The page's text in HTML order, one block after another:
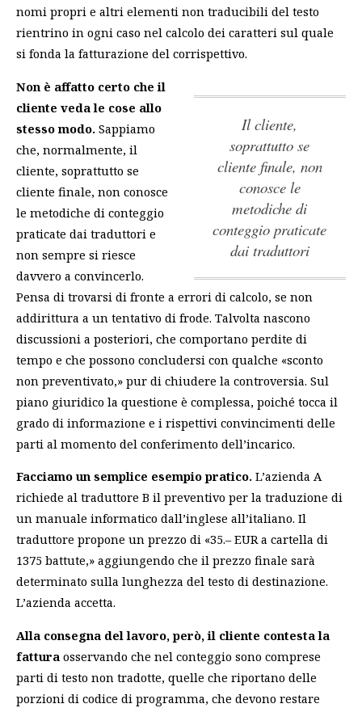
nomi propri e altri elementi non traducibili del testo
rientrino in ogni caso nel calcolo dei caratteri sul quale
si fonda la fatturazione del corrispettivo.
il cliente,
soprattutto se
cliente finale, non
conosce le
metodiche di
conteggio praticate
dai traduttori
Non è affatto certo che il
cliente veda le cose allo
stesso modo. Sappiamo
che, normalmente, il
cliente, soprattutto se
cliente finale, non conosce
le metodiche di conteggio
praticate dai traduttori e
non sempre si riesce
davvero a convincerlo.
Pensa di trovarsi di fronte a errori di calcolo, se non
addirittura a un tentativo di frode. Talvolta nascono
discussioni a posteriori, che comportano perdite di
tempo e che possono concludersi con qualche «sconto
non preventivato,» pur di chiudere la controversia. Sul
piano giuridico la questione è complessa, poiché tocca il
grado di informazione e i rispettivi convincimenti delle
parti al momento del conferimento dell’incarico.
Facciamo un semplice esempio pratico. L’azienda A
richiede al traduttore B il preventivo per la traduzione di
un manuale informatico dall’inglese all’italiano. Il
traduttore propone un prezzo di «35.– EUR a cartella di
1375 battute,» aggiungendo che il prezzo finale sarà
determinato sulla lunghezza del testo di destinazione.
L’azienda accetta.
Alla consegna del lavoro, però, il cliente contesta la
fattura osservando che nel conteggio sono comprese
parti di testo non tradotte, quelle che riportano delle
porzioni di codice di programma, che devono restare